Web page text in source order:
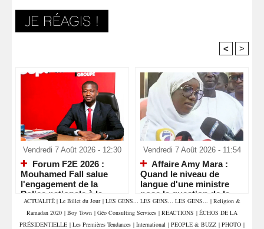
< >
Vendredi 7 Août 2026 - 12:30
Forum F2E 2026 :
Mouhamed Fall salue
l'engagement de la
Police nationale à la
veille d'un rendez-vous
économique majeur
Vendredi 7 Août 2026 - 11:54
Affaire Amy Mara :
Quand le niveau de
langue d'une ministre
pose la question de la
compétence et de la
crédibilité de l'État
ACTUALITÉ | Le Billet du Jour | LES GENS... LES GENS... LES GENS... | Religion &
Ramadan 2020 | Boy Town | Géo Consulting Services | REACTIONS | ÉCHOS DE LA
PRÉSIDENTIELLE | Les Premières Tendances | International | PEOPLE & BUZZ | PHOTO |